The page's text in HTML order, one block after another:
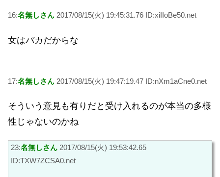
16:名無しさん 2017/08/15(火) 19:45:31.76 ID:xiIIoBe50.net
女はバカだからな
17:名無しさん 2017/08/15(火) 19:47:19.47 ID:nXm1aCne0.net
そういう意見も有りだと受け入れるのが本当の多様
性じゃないのかね
23:名無しさん 2017/08/15(火) 19:53:42.65
ID:TXW7ZCSA0.net